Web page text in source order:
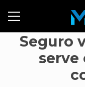
Seguro
serve